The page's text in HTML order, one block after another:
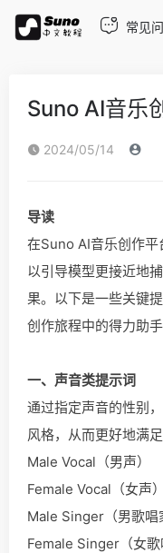
常见
Suno AI音乐
2024/05/14
导读
在Suno AI音乐创作
以引导模型更接近地
果。以下是一些关键
创作旅程中的得力助手
一、声音类提示词
通过指定声音的性别
风格，从而更好地满
Male Vocal（男声）
Female Vocal（女声）
Male Singer（男歌唱
Female Singer（女歌